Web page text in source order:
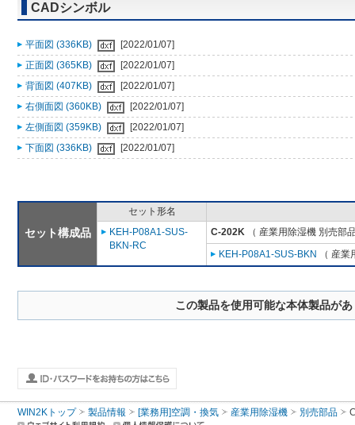
CADシンボル
平面図 (336KB)
[2022/01/07]
正面図 (365KB)
[2022/01/07]
背面図 (407KB)
[2022/01/07]
右側面図 (360KB)
[2022/01/07]
左側面図 (359KB)
[2022/01/07]
下面図 (336KB)
[2022/01/07]
セット構成品
セット形名
KEH-P08A1-SUS-
BKN-RC
C-202K （ 産業用除湿機 別売部
KEH-P08A1-SUS-BKN
（ 産
この製品を使用可能な本体製品が
WIN2Kトップ 製品情報 [業務用]空調・換気 産業用除湿機 別売部品